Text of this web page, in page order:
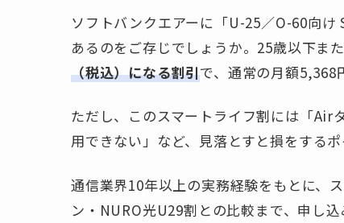
ソフトバンクエアーに「U-25／O-60向
あるのをご存じでしょうか。25歳以下ま
（税込）になる割引で、通常の月額5,368
ただし、このスマートライフ割には「Air
用できない」など、見落とすと損をするポ
通信業界10年以上の実務経験をもとに、
ン・NURO光U29割との比較まで、申し